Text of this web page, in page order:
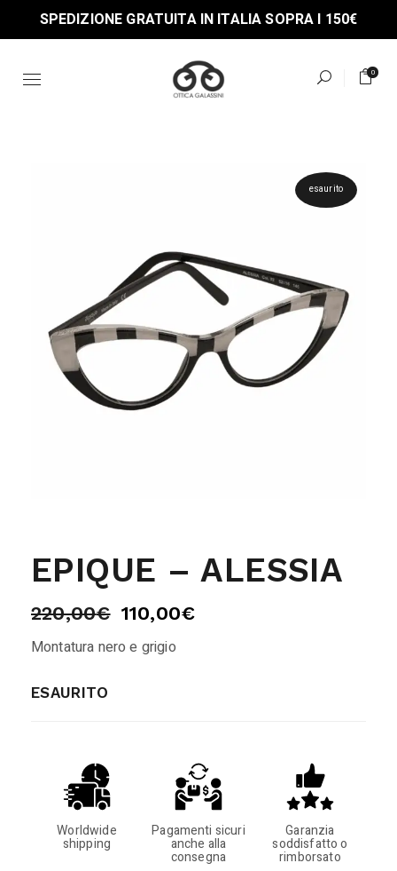
the
SPEDIZIONE GRATUITA IN ITALIA SOPRA I 150€
0
esaurito
EPIQUE – ALESSIA
220,00€ 110,00€
Montatura nero e grigio
ESAURITO
Worldwide
shipping
Pagamenti sicuri
anche alla
consegna
Garanzia
soddisfatto o
rimborsato